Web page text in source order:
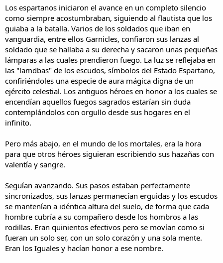
Los espartanos iniciaron el avance en un completo silencio
como siempre acostumbraban, siguiendo al flautista que los
guiaba a la batalla. Varios de los soldados que iban en
vanguardia, entre ellos Garnicles, confiaron sus lanzas al
soldado que se hallaba a su derecha y sacaron unas pequeñas
lámparas a las cuales prendieron fuego. La luz se reflejaba en
las "lamdbas" de los escudos, símbolos del Estado Espartano,
confiriéndoles una especie de aura mágica digna de un
ejército celestial. Los antiguos héroes en honor a los cuales se
encendían aquellos fuegos sagrados estarían sin duda
contemplándolos con orgullo desde sus hogares en el
infinito.
Pero más abajo, en el mundo de los mortales, era la hora
para que otros héroes siguieran escribiendo sus hazañas con
valentía y sangre.
Seguían avanzando. Sus pasos estaban perfectamente
sincronizados, sus lanzas permanecían erguidas y los escudos
se mantenían a idéntica altura del suelo, de forma que cada
hombre cubría a su compañero desde los hombros a las
rodillas. Eran quinientos efectivos pero se movían como si
fueran un solo ser, con un solo corazón y una sola mente.
Eran los Iguales y hacían honor a ese nombre.